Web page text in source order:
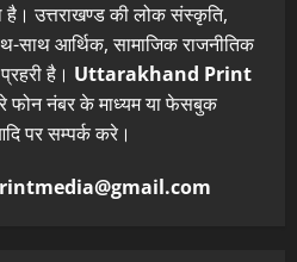
है। उत्तराखण्ड की लोक संस्कृति,
साथ आर्थिक, सामाजिक राजनीतिक
है। Uttarakhand Print
फोन नंबर के माध्यम या फेसबुक
पर सम्पर्क करे।